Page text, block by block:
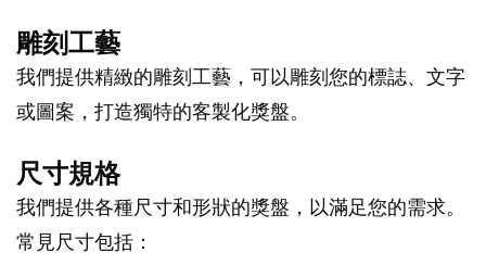
雕刻工藝
我們提供精緻的雕刻工藝，可以雕刻您的標誌、文字
或圖案，打造獨特的客製化獎盤。
尺寸規格
我們提供各種尺寸和形狀的獎盤，以滿足您的需求。
常見尺寸包括：